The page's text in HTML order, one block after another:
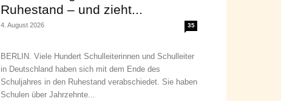
Ruhestand – und zieht...
4. August 2026 35
BERLIN. Viele Hundert Schulleiterinnen und Schulleiter
in Deutschland haben sich mit dem Ende des
Schuljahres in den Ruhestand verabschiedet. Sie haben
Schulen über Jahrzehnte...